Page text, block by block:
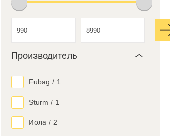
Производитель
Fubag / 1
Sturm / 1
Иола / 2